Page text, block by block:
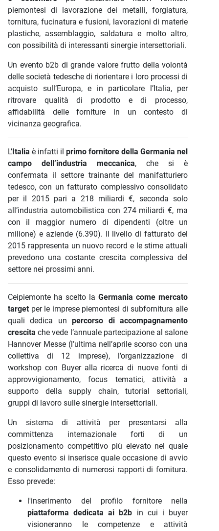
piemontesi di lavorazione dei metalli, forgiatura,
tornitura, fucinatura e fusioni, lavorazioni di materie
plastiche, assemblaggio, saldatura e molto altro,
con possibilità di interessanti sinergie intersettoriali.
Un evento b2b di grande valore frutto della volontà
delle società tedesche di riorientare i loro processi di
acquisto sull’Europa, e in particolare l’Italia, per
ritrovare qualità di prodotto e di processo,
affidabilità delle forniture in un contesto di
vicinanza geografica.
L’ Italia è infatti il primo fornitore della Germania nel
campo dell’industria meccanica, che si è
confermata il settore trainante del manifatturiero
tedesco, con un fatturato complessivo consolidato
per il 2015 pari a 218 miliardi €, seconda solo
all’industria automobilistica con 274 miliardi €, ma
con il maggior numero di dipendenti (oltre un
milione) e aziende (6.390). Il livello di fatturato del
2015 rappresenta un nuovo record e le stime attuali
prevedono una costante crescita complessiva del
settore nei prossimi anni.
Ceipiemonte ha scelto la Germania come mercato
target per le imprese piemontesi di subfornitura alle
quali dedica unpercorso di accompagnamento
crescita che vede l’annuale partecipazione al salone
Hannover Messe (l’ultima nell’aprile scorso con una
collettiva di 12 imprese), l’organizzazione di
workshop con Buyer alla ricerca di nuove fonti di
approvvigionamento, focus tematici, attività a
supporto della supply chain, tutorial settoriali,
gruppi di lavoro sulle sinergie intersettoriali.
Un sistema di attività per presentarsi alla
committenza internazionale forti di un
posizionamento competitivo più elevato nel quale
questo evento si inserisce quale occasione di avvio
e consolidamento di numerosi rapporti di fornitura.
Esso prevede:
l'inserimento del profilo fornitore nella
piattaforma dedicata ai b2b in cui i buyer
visioneranno le competenze e attività